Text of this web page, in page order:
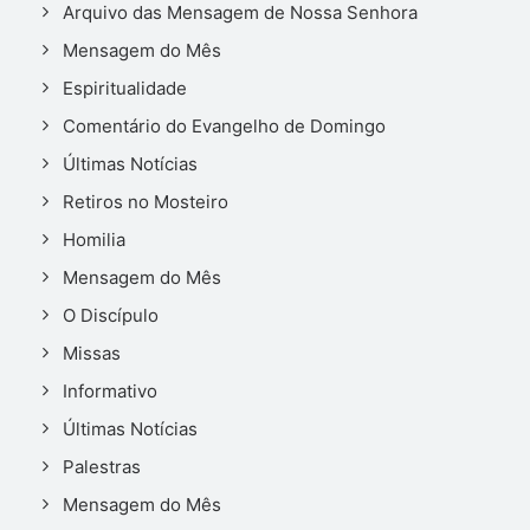
Arquivo das Mensagem de Nossa Senhora
Mensagem do Mês
Espiritualidade
Comentário do Evangelho de Domingo
Últimas Notícias
Retiros no Mosteiro
Homilia
Mensagem do Mês
O Discípulo
Missas
Informativo
Últimas Notícias
Palestras
Mensagem do Mês